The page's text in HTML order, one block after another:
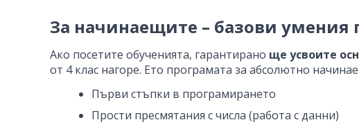
За начинаещите – базови умения
Ако посетите обученията, гарантирано ще усвоите
от 4 клас нагоре. Ето програмата за абсолютно
Първи стъпки в програмирането
Прости пресмятания с числа (работа с данни)